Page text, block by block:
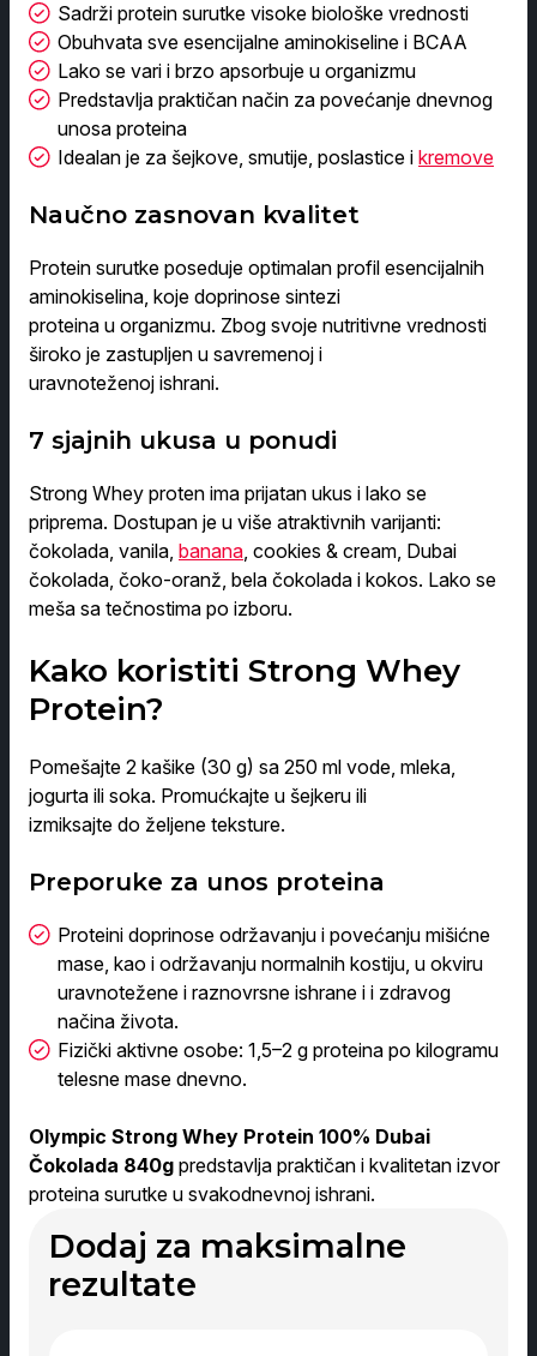
Sadrži protein surutke visoke biološke vrednosti
Obuhvata sve esencijalne aminokiseline i BCAA
Lako se vari i brzo apsorbuje u organizmu
Predstavlja praktičan način za povećanje dnevnog
unosa proteina
Idealan je za šejkove, smutije, poslastice i kremove
Naučno zasnovan kvalitet
Protein surutke poseduje optimalan profil esencijalnih
aminokiselina, koje doprinose sintezi
proteina u organizmu. Zbog svoje nutritivne vrednosti
široko je zastupljen u savremenoj i
uravnoteženoj ishrani.
7 sjajnih ukusa u ponudi
Strong Whey proten ima prijatan ukus i lako se
priprema. Dostupan je u više atraktivnih varijanti:
čokolada, vanila, banana, cookies & cream, Dubai
čokolada, čoko-oranž, bela čokolada i kokos. Lako se
meša sa tečnostima po izboru.
Kako koristiti Strong Whey
Protein?
Pomešajte 2 kašike (30 g) sa 250 ml vode, mleka,
jogurta ili soka. Promućkajte u šejkeru ili
izmiksajte do željene teksture.
Preporuke za unos proteina
Proteini doprinose održavanju i povećanju mišićne
mase, kao i održavanju normalnih kostiju, u okviru
uravnotežene i raznovrsne ishrane i i zdravog
načina života.
Fizički aktivne osobe: 1,5–2 g proteina po kilogramu
telesne mase dnevno.
Olympic Strong Whey Protein 100% Dubai
Čokolada 840g predstavlja praktičan i kvalitetan izvor
proteina surutke u svakodnevnoj ishrani.
Dodaj za maksimalne
rezultate